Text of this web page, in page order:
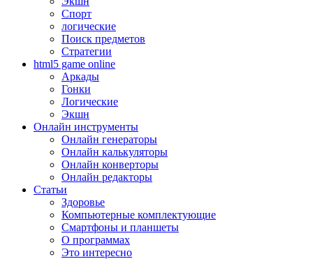
Спорт
логические
Поиск предметов
Стратегии
html5 game online
Аркады
Гонки
Логические
Экшн
Онлайн инструменты
Онлайн генераторы
Онлайн калькуляторы
Онлайн конверторы
Онлайн редакторы
Статьи
Здоровье
Компьютерные комплектующие
Смартфоны и планшеты
О программах
Это интересно